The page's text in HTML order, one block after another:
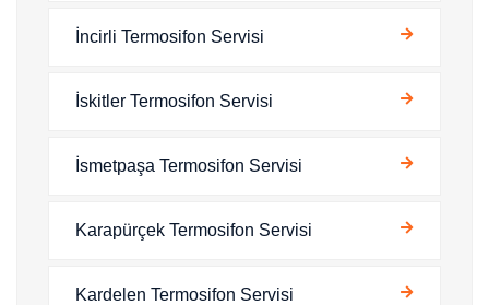
İncirli Termosifon Servisi
İskitler Termosifon Servisi
İsmetpaşa Termosifon Servisi
Karapürçek Termosifon Servisi
Kardelen Termosifon Servisi